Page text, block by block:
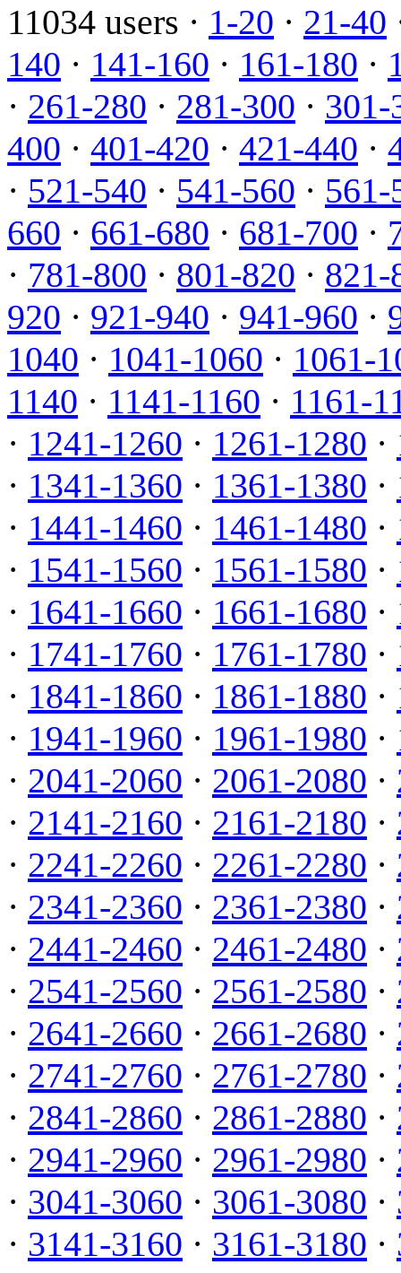
11034 users · 1-20 · 21-40
140 · 141-160 · 161-180 ·
· 261-280 · 281-300 · 301-
400 · 401-420 · 421-440 ·
· 521-540 · 541-560 · 561-
660 · 661-680 · 681-700 ·
· 781-800 · 801-820 · 821-
920 · 921-940 · 941-960 ·
1040 · 1041-1060 · 1061-
1140 · 1141-1160 · 1161-
· 1241-1260 · 1261-1280 ·
· 1341-1360 · 1361-1380 ·
· 1441-1460 · 1461-1480 ·
· 1541-1560 · 1561-1580 ·
· 1641-1660 · 1661-1680 ·
· 1741-1760 · 1761-1780 ·
· 1841-1860 · 1861-1880 ·
· 1941-1960 · 1961-1980 ·
· 2041-2060 · 2061-2080 ·
· 2141-2160 · 2161-2180 ·
· 2241-2260 · 2261-2280 ·
· 2341-2360 · 2361-2380 ·
· 2441-2460 · 2461-2480 ·
· 2541-2560 · 2561-2580 ·
· 2641-2660 · 2661-2680 ·
· 2741-2760 · 2761-2780 ·
· 2841-2860 · 2861-2880 ·
· 2941-2960 · 2961-2980 ·
· 3041-3060 · 3061-3080 ·
· 3141-3160 · 3161-3180 ·